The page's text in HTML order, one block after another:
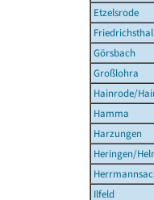
Etzelsrode
Friedrichsthal
Görsbach
Großlohra
Hainrode/
Hamma
Harzungen
Heringen/
Ilfeld